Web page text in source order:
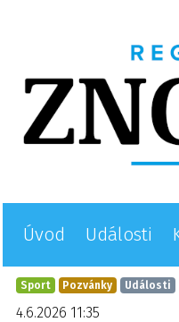
Úvod Události
Sport Pozvánky Události
4.6.2026 11:35